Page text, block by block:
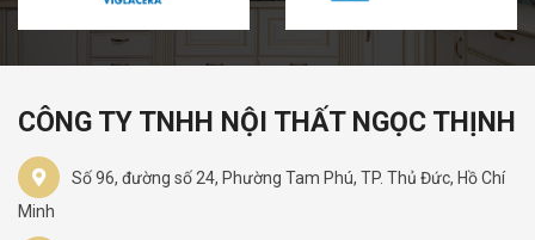
CÔNG TY TNHH NỘI THẤT NGỌC THỊNH
Số 96, đường số 24, Phường Tam Phú, TP. Thủ Đức, Hồ Chí
Minh